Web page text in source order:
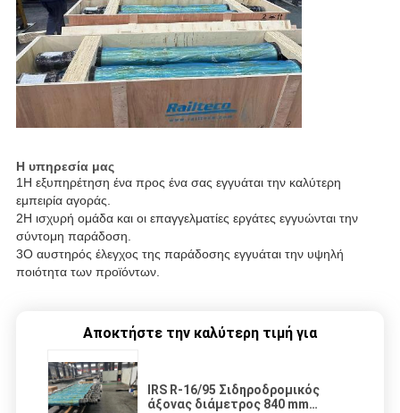
Η υπηρεσία μας
1Η εξυπηρέτηση ένα προς ένα σας εγγυάται την καλύτερη
εμπειρία αγοράς.
2Η ισχυρή ομάδα και οι επαγγελματίες εργάτες εγγυώνται την
σύντομη παράδοση.
3Ο αυστηρός έλεγχος της παράδοσης εγγυάται την υψηλή
ποιότητα των προϊόντων.
Αποκτήστε την καλύτερη τιμή για
IRS R-16/95 Σιδηροδρομικός
άξονας διάμετρος 840 mm